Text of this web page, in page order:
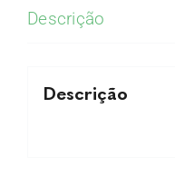
Descrição
Descrição